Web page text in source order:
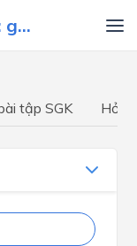
g...
tập SGK Hỏi